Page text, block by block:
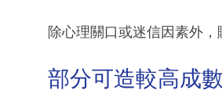
除心理關口或迷信因素外
部分可造較高成